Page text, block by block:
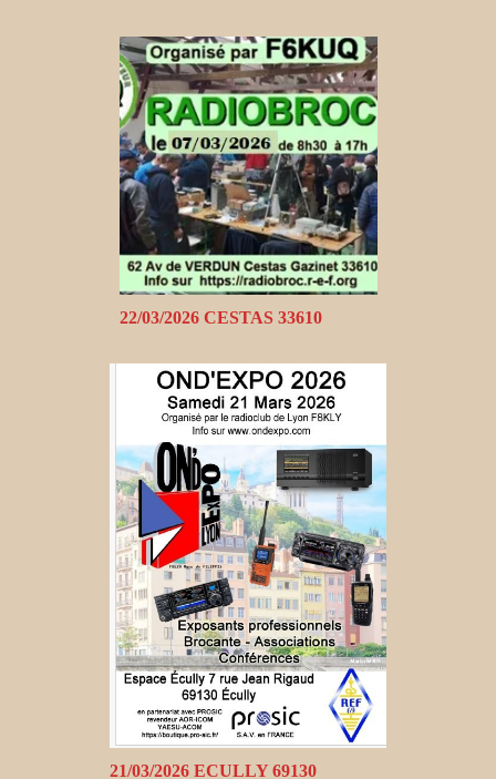
22/03/2026 CESTAS 33610
21/03/2026 ECULLY 69130